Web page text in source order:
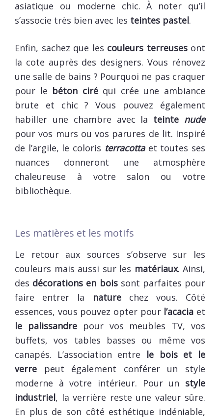
asiatique ou moderne chic. À noter qu’il
s’associe très bien avec les teintes pastel.
Enfin, sachez que les couleurs terreusesont
la cote auprès des designers. Vous rénovez
une salle de bains ? Pourquoi ne pas craquer
pour le béton ciréqui crée une ambiance
brute et chic ? Vous pouvez également
habiller une chambre avec la teinte nude
pour vos murs ou vos parures de lit. Inspiré
de l’argile, le coloris terracottaet toutes ses
nuances donneront une atmosphère
chaleureuse à votre salon ou votre
bibliothèque.
Les matières et les motifs
Le retour aux sources s’observe sur les
couleurs mais aussi sur les matériaux. Ainsi,
des décorations en boissont parfaites pour
faire entrer la
naturechez vous. Côté
essences, vous pouvez opter pour l’acacia et
le palissandrepour vos meubles TV, vos
buffets, vos tables basses ou même vos
canapés. L’association entre le bois et le
verre peut également conférer un style
moderne à votre intérieur. Pour un style
industriel, la verrière reste une valeur sûre.
En plus de son côté esthétique indéniable,